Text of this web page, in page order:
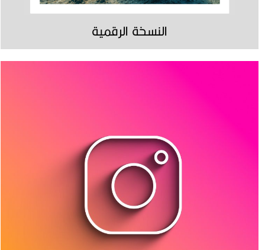
النسخة الرقمية